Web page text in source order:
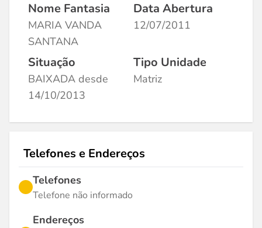
Nome Fantasia
MARIA VANDA
SANTANA
Data Abertura
12/07/2011
Situação
BAIXADA desde
14/10/2013
Tipo Unidade
Matriz
Telefones e Endereços
Telefones
Telefone não informado
Endereços